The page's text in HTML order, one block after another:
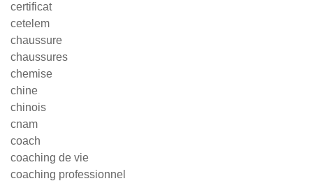
certificat
cetelem
chaussure
chaussures
chemise
chine
chinois
cnam
coach
coaching de vie
coaching professionnel